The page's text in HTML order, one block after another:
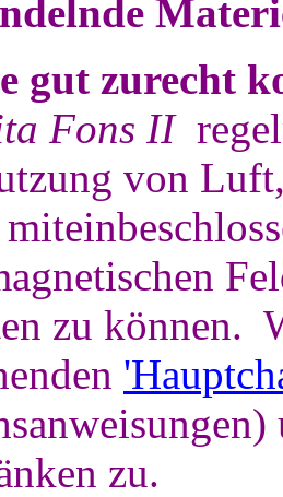
gut zurecht
Fons II
von
zu können.
zu.